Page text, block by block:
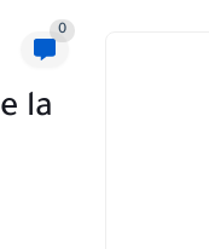
0
la